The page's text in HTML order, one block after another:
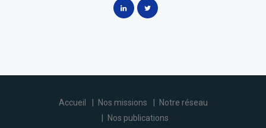
Accueil Nos missions
Notre réseau
Nos publications